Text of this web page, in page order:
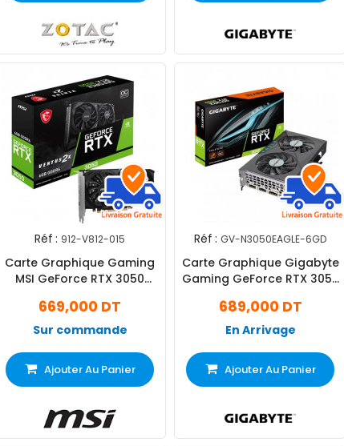
Réf : 912-V812-015
Carte Graphique Gaming
MSI GeForce RTX 3050
669,000 DT
Sur commande
Ajouter Au Panier
Réf : GV-N3050EAGLE-6GD
Carte Graphique Gigabyte
Gaming GeForce RTX 3050
689,000 DT
En Arrivage
Ajouter Au Panier